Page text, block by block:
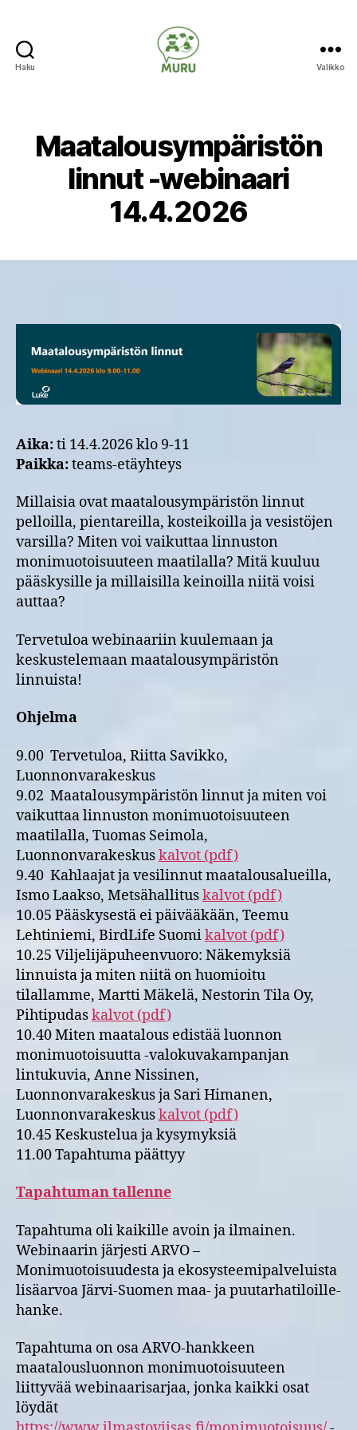
Haku Valikko
Maatalousympäristön
linnut -webinaari
14.4.2026
Aika:ti 14.4.2026 klo 9-11
Paikka:teams-etäyhteys
Millaisia ovat maatalousympäristön linnut
pelloilla, pientareilla, kosteikoilla ja vesistöjen
varsilla? Miten voi vaikuttaa linnuston
monimuotoisuuteen maatilalla? Mitä kuuluu
pääskysille ja millaisilla keinoilla niitä voisi
auttaa?
Tervetuloa webinaariin kuulemaan ja
keskustelemaan maatalousympäristön
linnuista!
Ohjelma
9.00 Tervetuloa, Riitta Savikko,
Luonnonvarakeskus
9.02 Maatalousympäristön linnut ja miten voi
vaikuttaa linnuston monimuotoisuuteen
maatilalla, Tuomas Seimola,
Luonnonvarakeskuskalvot (pdf)
9.40 Kahlaajat ja vesilinnut maatalousalueilla,
Ismo Laakso, Metsähallituskalvot (pdf)
10.05 Pääskysestä ei päivääkään, Teemu
Lehtiniemi, BirdLife Suomikalvot (pdf)
10.25 Viljelijäpuheenvuoro: Näkemyksiä
linnuista ja miten niitä on huomioitu
tilallamme, Martti Mäkelä, Nestorin Tila Oy,
Pihtipudaskalvot (pdf)
10.40 Miten maatalous edistää luonnon
monimuotoisuutta -valokuvakampanjan
lintukuvia, Anne Nissinen,
Luonnonvarakeskus ja Sari Himanen,
Luonnonvarakeskuskalvot (pdf)
10.45 Keskustelua ja kysymyksiä
11.00 Tapahtuma päättyy
Tapahtuman tallenne
Tapahtuma oli kaikille avoin ja ilmainen.
Webinaarin järjesti ARVO –
Monimuotoisuudesta ja ekosysteemipalveluista
lisäarvoa Järvi-Suomen maa- ja puutarhatiloille-
hanke.
Tapahtuma on osa ARVO-hankkeen
maatalousluonnon monimuotoisuuteen
liittyvää webinaarisarjaa, jonka kaikki osat
löydät